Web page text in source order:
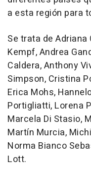
a esta región para
Se trata de Adriana
Kempf, Andrea
Caldera, Anthony
Simpson, Cristina
Erica Mohs,
Portigliatti, Lorena
Marcela Di Stasio,
Martín Murcia,
Norma Bianco
Lott.